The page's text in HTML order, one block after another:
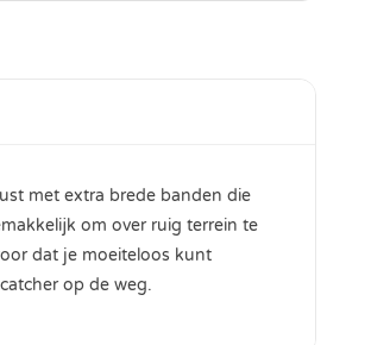
met extra brede banden die
om over ruig terrein te
dat je moeiteloos kunt
op de weg.